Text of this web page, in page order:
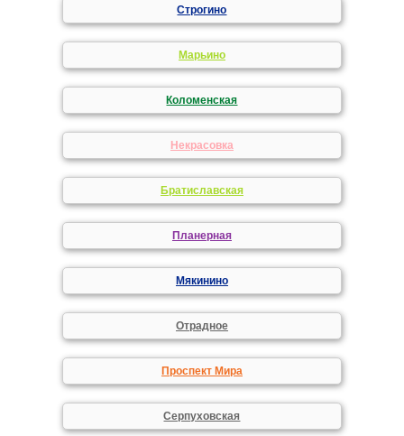
Строгино
Марьино
Коломенская
Некрасовка
Братиславская
Планерная
Мякинино
Отрадное
Проспект Мира
Серпуховская